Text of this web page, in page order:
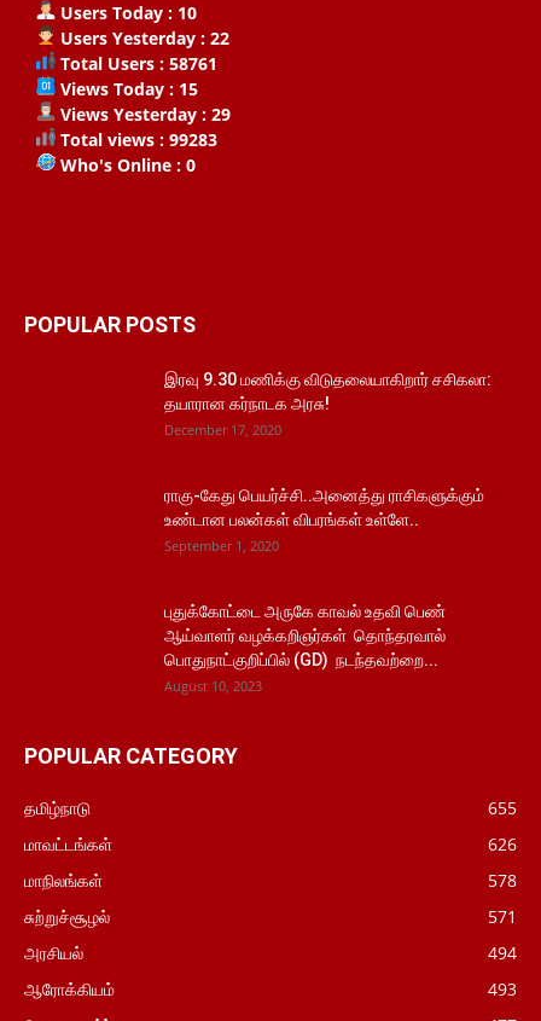
Users Today : 10
Users Yesterday : 22
Total Users : 58761
Views Today : 15
Views Yesterday : 29
Total views : 99283
Who's Online : 0
POPULAR POSTS
இரவு 9.30 மணிக்கு விடுதலையாகிறார் சசிகலா:
தயாரான கர்நாடக அரசு!
December 17, 2020
ராகு-கேது பெயர்ச்சி..அனைத்து ராசிகளுக்கும்
உண்டான பலன்கள் விபரங்கள் உள்ளே..
September 1, 2020
புதுக்கோட்டை அருகே காவல் உதவி பெண்
ஆய்வாளர் வழக்கறிஞர்கள் தொந்தரவால்
பொதுநாட்குறிப்பில் (GD) நடந்தவற்றை...
August 10, 2023
POPULAR CATEGORY
தமிழ்நாடு
655
மாவட்டங்கள்
626
மாநிலங்கள்
578
சுற்றுச்சூழல்
571
அரசியல்
494
ஆரோக்கியம்
493